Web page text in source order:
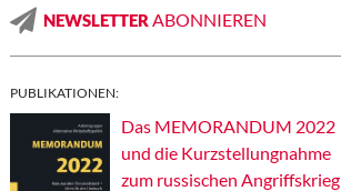
NEWSLETTER ABONNIEREN
PUBLIKATIONEN:
Das MEMORANDUM 2022
und die Kurzstellungnahme
zum russischen Angriffskrieg